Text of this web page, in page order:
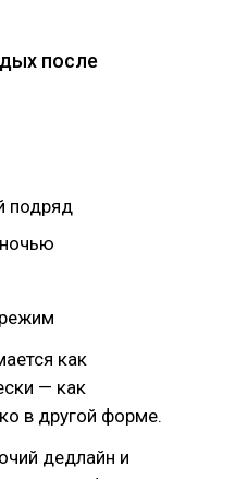
после
подряд
как
— как
в другой форме.
дедлайн и